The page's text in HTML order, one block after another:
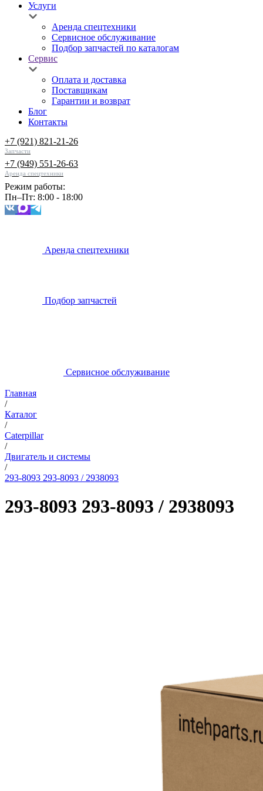
Услуги
Аренда спецтехники
Сервисное обслуживание
Подбор запчастей по каталогам
Сервис
Оплата и доставка
Поставщикам
Гарантии и возврат
Блог
Контакты
+7 (921) 821-21-26
Запчасти
+7 (949) 551-26-63
Аренда спецтехники
Режим работы:
Пн–Пт: 8:00 - 18:00
Аренда спецтехники
Подбор запчастей
Сервисное обслуживание
Главная
/
Каталог
/
Caterpillar
/
Двигатель и системы
/
293-8093 293-8093 / 2938093
293-8093 293-8093 / 2938093